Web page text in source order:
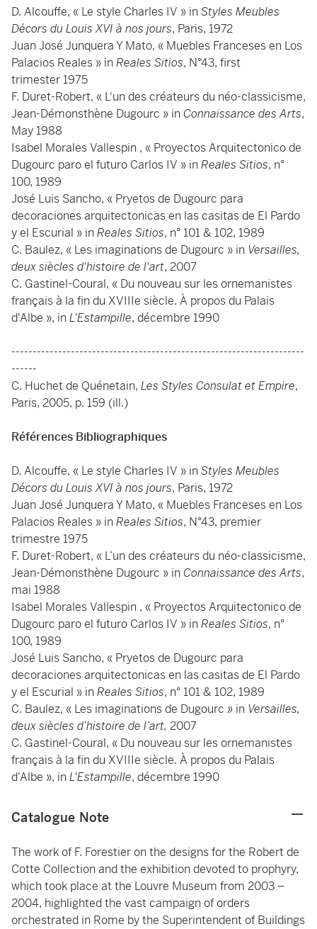
D. Alcouffe, « Le style Charles IV » in Styles Meubles
Décors du Louis XVI à nos jours, Paris, 1972
Juan José Junquera Y Mato, « Muebles Franceses en Los
Palacios Reales » in Reales Sitios, N°43, first
trimester 1975
F. Duret-Robert, « L'un des créateurs du néo-classicisme,
Jean-Démonsthène Dugourc » in Connaissance des Arts,
May 1988
Isabel Morales Vallespin , « Proyectos Arquitectonico de
Dugourc paro el futuro Carlos IV » in Reales Sitios, n°
100, 1989
José Luis Sancho, « Pryetos de Dugourc para
decoraciones arquitectonicas en las casitas de El Pardo
y el Escurial » in Reales Sitios, n° 101 & 102, 1989
C. Baulez, « Les imaginations de Dugourc » in Versailles,
deux siècles d'histoire de l'art, 2007
C. Gastinel-Coural, « Du nouveau sur les ornemanistes
français à la fin du XVIIIe siècle. À propos du Palais
d'Albe », in L'Estampille, décembre 1990
---------------------------------------------------------------------
------
C. Huchet de Quénetain, Les Styles Consulat et Empire,
Paris, 2005, p. 159 (ill.)
Références Bibliographiques
D. Alcouffe, « Le style Charles IV » in Styles Meubles
Décors du Louis XVI à nos jours, Paris, 1972
Juan José Junquera Y Mato, « Muebles Franceses en Los
Palacios Reales » in Reales Sitios, N°43, premier
trimestre 1975
F. Duret-Robert, « L’un des créateurs du néo-classicisme,
Jean-Démonsthène Dugourc » in Connaissance des Arts,
mai 1988
Isabel Morales Vallespin , « Proyectos Arquitectonico de
Dugourc paro el futuro Carlos IV » in Reales Sitios, n°
100, 1989
José Luis Sancho, « Pryetos de Dugourc para
decoraciones arquitectonicas en las casitas de El Pardo
y el Escurial » in Reales Sitios, n° 101 & 102, 1989
C. Baulez, « Les imaginations de Dugourc » in Versailles,
deux siècles d’histoire de l’art, 2007
C. Gastinel-Coural, « Du nouveau sur les ornemanistes
français à la fin du XVIIIe siècle. À propos du Palais
d'Albe », in L'Estampille, décembre 1990
Catalogue Note
The work of F. Forestier on the designs for the Robert de
Cotte Collection and the exhibition devoted to prophyry,
which took place at the Louvre Museum from 2003 –
2004, highlighted the vast campaign of orders
orchestrated in Rome by the Superintendent of Buildings